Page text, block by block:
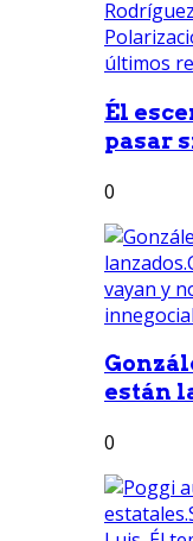
Él
pasar
0
están
0